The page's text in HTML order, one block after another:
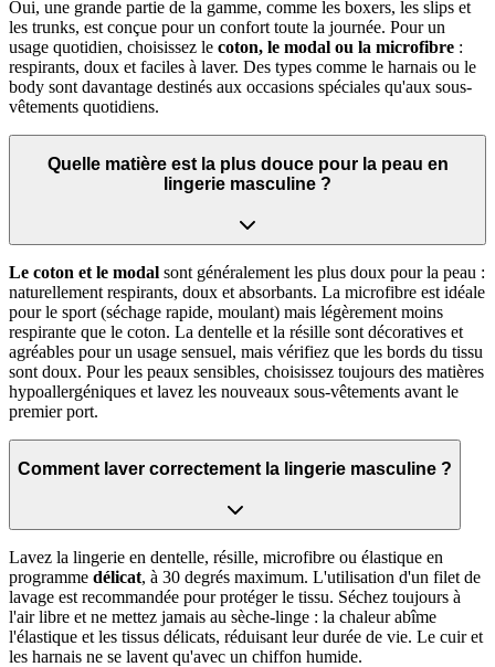
Oui, une grande partie de la gamme, comme les boxers, les slips et
les trunks, est conçue pour un confort toute la journée. Pour un
usage quotidien, choisissez le coton, le modal ou la microfibre :
respirants, doux et faciles à laver. Des types comme le harnais ou le
body sont davantage destinés aux occasions spéciales qu'aux sous-
vêtements quotidiens.
Quelle matière est la plus douce pour la peau en
lingerie masculine ?
Le coton et le modal sont généralement les plus doux pour la peau :
naturellement respirants, doux et absorbants. La microfibre est idéale
pour le sport (séchage rapide, moulant) mais légèrement moins
respirante que le coton. La dentelle et la résille sont décoratives et
agréables pour un usage sensuel, mais vérifiez que les bords du tissu
sont doux. Pour les peaux sensibles, choisissez toujours des matières
hypoallergéniques et lavez les nouveaux sous-vêtements avant le
premier port.
Comment laver correctement la lingerie masculine ?
Lavez la lingerie en dentelle, résille, microfibre ou élastique en
programme délicat, à 30 degrés maximum. L'utilisation d'un filet de
lavage est recommandée pour protéger le tissu. Séchez toujours à
l'air libre et ne mettez jamais au sèche-linge : la chaleur abîme
l'élastique et les tissus délicats, réduisant leur durée de vie. Le cuir et
les harnais ne se lavent qu'avec un chiffon humide.